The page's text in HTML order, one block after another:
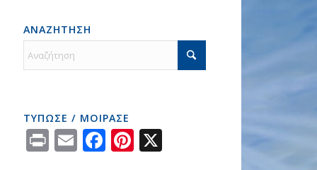
ΑΝΑΖΗΤΗΣΗ
ΤΥΠΩΣΕ / ΜΟΙΡΑΣΕ
PrintEmailFacebook
Pinterest